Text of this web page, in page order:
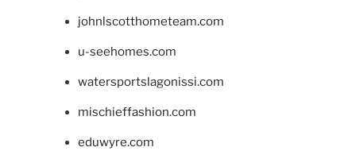
johnlscotthometeam.com
u-seehomes.com
watersportslagonissi.com
mischieffashion.com
eduwyre.com